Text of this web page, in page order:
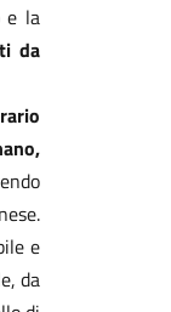
e la
da
e
da